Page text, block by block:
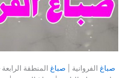
صباغ الفروانية | صباغ المنطقة